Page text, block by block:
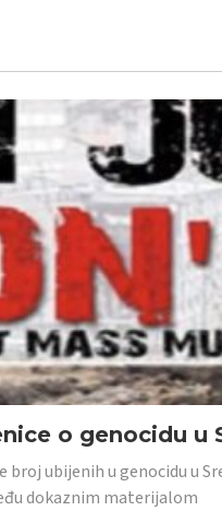
o genocidu u
broj ubijenih u genocidu u
dokaznim materijalom